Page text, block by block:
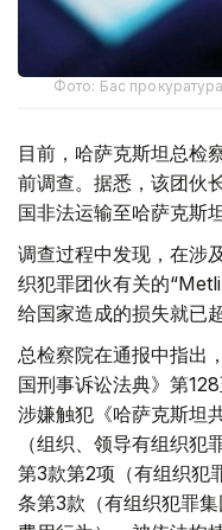
Фото: Бас прокуратура
目前，哈萨克斯坦总检
前调查。据悉，该团伙
国非法运输至哈萨克斯
调查过程中发现，在涉
织犯罪团伙有关的
给国家造成的损失就已
总检察院在通报中指出
国刑事诉讼法典》第
涉嫌触犯《哈萨克斯坦
（组织、领导有组织
第3款第2项（有组织犯
条第3款（有组织犯罪